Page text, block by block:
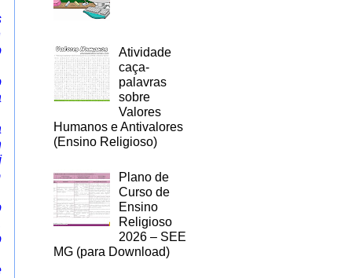
Atividade
caça-
palavras
sobre
Valores
Humanos e Antivalores
(Ensino Religioso)
Plano de
Curso de
Ensino
Religioso
2026 – SEE
MG (para Download)